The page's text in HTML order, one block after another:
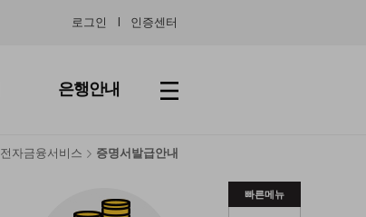
로그인 인증센터
은행안내
빠른메뉴
전자금융서비스 증명서발급안내